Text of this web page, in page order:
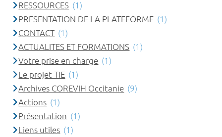
RESSOURCES (1)
PRESENTATION DE LA PLATEFORME (1)
CONTACT (1)
ACTUALITES ET FORMATIONS (1)
Votre prise en charge (1)
Le projet TIE (1)
Archives COREVIH Occitanie (9)
Actions (1)
Présentation (1)
Liens utiles (1)